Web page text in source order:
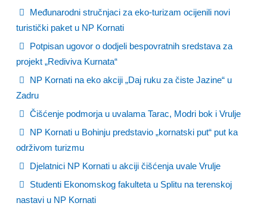
Međunarodni stručnjaci za eko-turizam ocijenili novi
turistički paket u NP Kornati
Potpisan ugovor o dodjeli bespovratnih sredstava za
projekt „Rediviva Kurnata“
NP Kornati na eko akciji „Daj ruku za čiste Jazine“ u
Zadru
Čišćenje podmorja u uvalama Tarac, Modri bok i Vrulje
NP Kornati u Bohinju predstavio „kornatski put“ put ka
održivom turizmu
Djelatnici NP Kornati u akciji čišćenja uvale Vrulje
Studenti Ekonomskog fakulteta u Splitu na terenskoj
nastavi u NP Kornati